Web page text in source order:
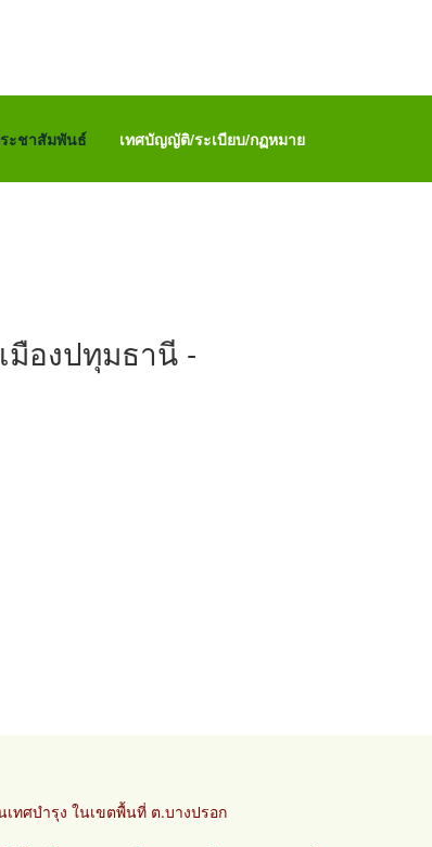
ะชาสัมพันธ์ เทศบัญญัติ/ระเบียบ/กฏหมาย
มืองปทุมธานี -
ทศบำรุง ในเขตพื้นที่ ต.บางปรอก